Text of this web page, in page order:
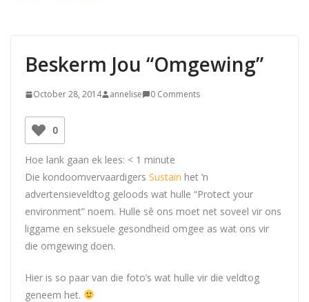
Beskerm Jou “omgewing”
October 28, 2014 annelise 0 Comments
0
Hoe lank gaan ek lees: < 1 minute
Die kondoomvervaardigers Sustain het ‘n
advertensieveldtog geloods wat hulle “Protect your
environment” noem. Hulle sê ons moet net soveel vir ons
liggame en seksuele gesondheid omgee as wat ons vir
die omgewing doen.
Hier is so paar van die foto’s wat hulle vir die veldtog
geneem het.